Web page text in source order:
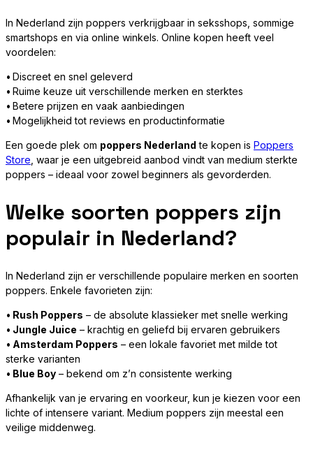
In Nederland zijn poppers verkrijgbaar in seksshops, sommige
smartshops en via online winkels. Online kopen heeft veel
voordelen:
• Discreet en snel geleverd
• Ruime keuze uit verschillende merken en sterktes
• Betere prijzen en vaak aanbiedingen
• Mogelijkheid tot reviews en productinformatie
Een goede plek om poppers Nederland te kopen is Poppers
Store , waar je een uitgebreid aanbod vindt van medium sterkte
poppers – ideaal voor zowel beginners als gevorderden.
Welke soorten poppers zijn
populair in Nederland?
In Nederland zijn er verschillende populaire merken en soorten
poppers. Enkele favorieten zijn:
• Rush Poppers – de absolute klassieker met snelle werking
• Jungle Juice – krachtig en geliefd bij ervaren gebruikers
• Amsterdam Poppers – een lokale favoriet met milde tot
sterke varianten
• Blue Boy – bekend om z’n consistente werking
Afhankelijk van je ervaring en voorkeur, kun je kiezen voor een
lichte of intensere variant. Medium poppers zijn meestal een
veilige middenweg.